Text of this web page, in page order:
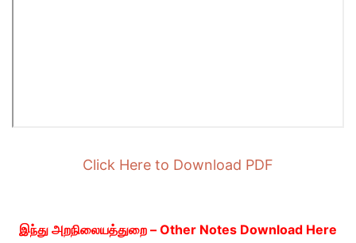
Click Here to Download PDF
இந்து அறநிலையத்துறை – Other Notes Download Here